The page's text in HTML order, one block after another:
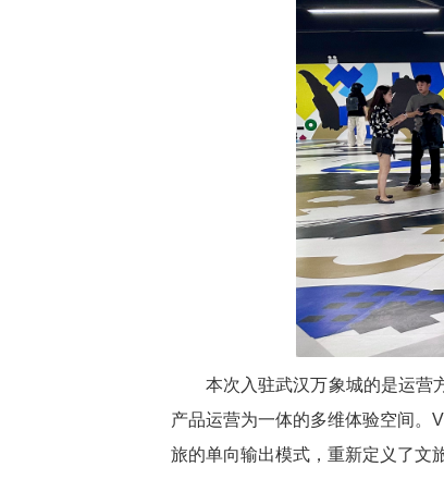
本次入驻武汉万象城的是运营
产品运营为一体的多维体验空间。
旅的单向输出模式，重新定义了文